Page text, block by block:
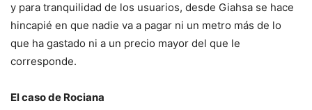
y para tranquilidad de los usuarios, desde Giahsa se hace
hincapié en que nadie va a pagar ni un metro más de lo
que ha gastado ni a un precio mayor del que le
corresponde.
El caso de Rociana